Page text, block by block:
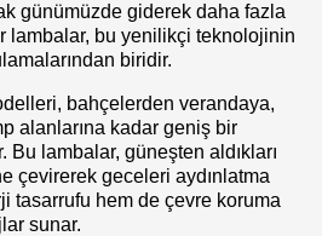
günümüzde giderek daha fazla
lambalar, bu yenilikçi teknolojinin
biridir.
bahçelerden verandaya,
alanlarına kadar geniş bir
Bu lambalar, güneşten aldıkları
çevirerek geceleri aydınlatma
tasarrufu hem de çevre koruma
sunar.